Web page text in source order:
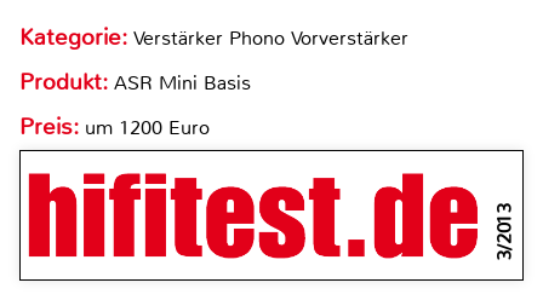
Kategorie: Verstärker Phono Vorverstärker
Produkt: ASR Mini Basis
Preis: um 1200 Euro
3/2013